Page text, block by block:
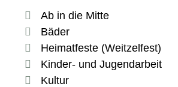
Ab in die Mitte
Bäder
Heimatfeste (Weitzelfest)
Kinder- und Jugendarbeit
Kultur